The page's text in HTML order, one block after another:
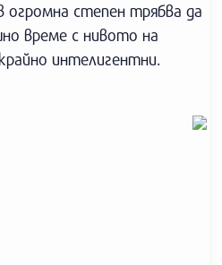
степен трябва да
време с нивото на
интелигентни.